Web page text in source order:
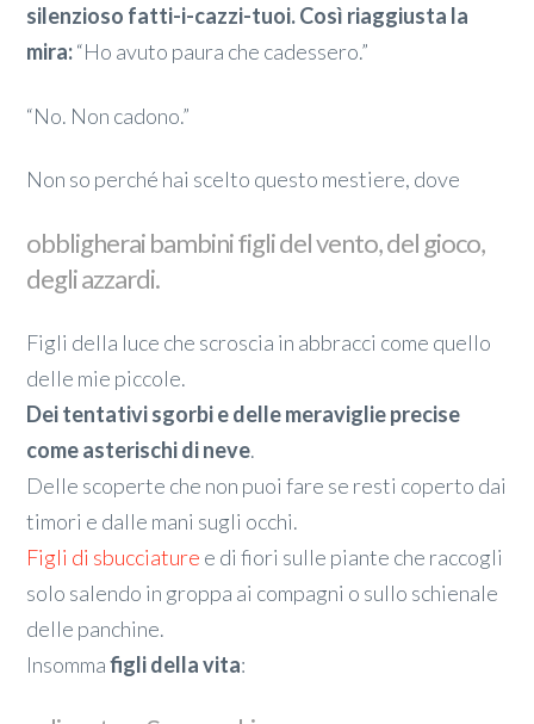
silenzioso fatti-i-cazzi-tuoi. Così riaggiusta la
mira:“Ho avuto paura che cadessero.”
“No. Non cadono.”
Non so perché hai scelto questo mestiere, dove
obbligherai bambini figli del vento, del gioco,
degli azzardi.
Figli della luce che scroscia in abbracci come quello
delle mie piccole.
Dei tentativi sgorbi e delle meraviglie precise
come asterischi di neve.
Delle scoperte che non puoi fare se resti coperto dai
timori e dalle mani sugli occhi.
Figli di sbucciature e di fiori sulle piante che raccogli
solo salendo in groppa ai compagni o sullo schienale
delle panchine.
Insommafigli della vita: